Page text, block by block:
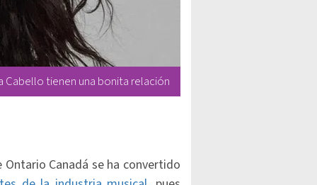
Cabello tienen una bonita relación
Canadá se ha convertido